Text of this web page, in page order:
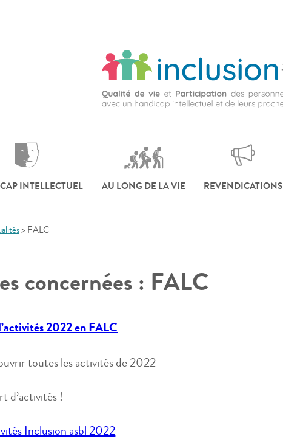
INTELLECTUEL AU LONG DE LA VIE REVENDICATIONS
> FALC
concernées : FALC
2022 en FALC
toutes les activités de 2022
d’activités !
Inclusion asbl 2022